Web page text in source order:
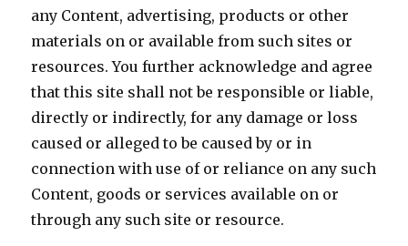
any Content, advertising, products or other
materials on or available from such sites or
resources. You further acknowledge and agree
that this site shall not be responsible or liable,
directly or indirectly, for any damage or loss
caused or alleged to be caused by or in
connection with use of or reliance on any such
Content, goods or services available on or
through any such site or resource.